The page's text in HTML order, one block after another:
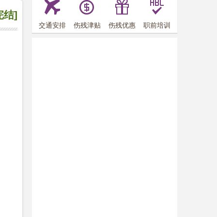
结]
交通安排 伤残津贴 伤残优惠 职前培训